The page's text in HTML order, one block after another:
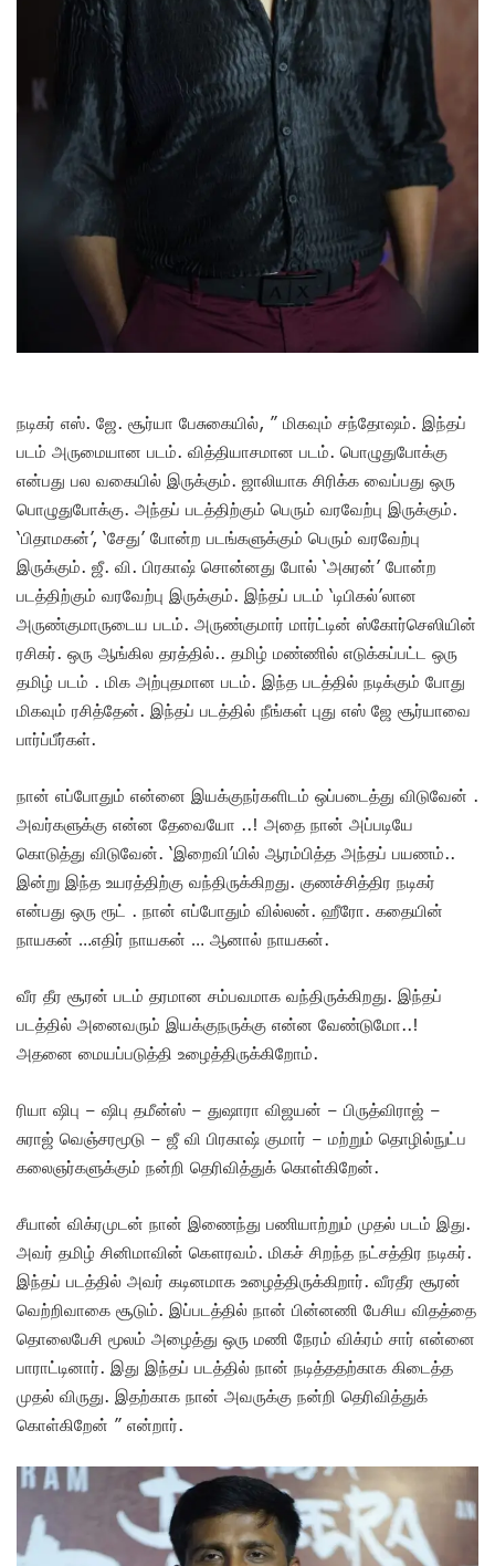
நடிகர் எஸ். ஜே. சூர்யா பேசுகையில், ” மிகவும் சந்தோஷம். இந்தப்
படம் அருமையான படம். வித்தியாசமான படம். பொழுதுபோக்கு
என்பது பல வகையில் இருக்கும். ஜாலியாக சிரிக்க வைப்பது ஒரு
பொழுதுபோக்கு. அந்தப் படத்திற்கும் பெரும் வரவேற்பு இருக்கும்.
‘பிதாமகன்’, ‘சேது’ போன்ற படங்களுக்கும் பெரும் வரவேற்பு
இருக்கும். ஜீ. வி. பிரகாஷ் சொன்னது போல் ‘அசுரன்’ போன்ற
படத்திற்கும் வரவேற்பு இருக்கும். இந்தப் படம் ‘டிபிகல்’லான
அருண்குமாருடைய படம். அருண்குமார் மார்ட்டின் ஸ்கோர்செஸியின்
ரசிகர். ஒரு ஆங்கில தரத்தில்.. தமிழ் மண்ணில் எடுக்கப்பட்ட ஒரு
தமிழ் படம் . மிக அற்புதமான படம். இந்த படத்தில் நடிக்கும் போது
மிகவும் ரசித்தேன். இந்தப் படத்தில் நீங்கள் புது எஸ் ஜே சூர்யாவை
பார்ப்பீர்கள்.
நான் எப்போதும் என்னை இயக்குநர்களிடம் ஒப்படைத்து விடுவேன் .
அவர்களுக்கு என்ன தேவையோ ..! அதை நான் அப்படியே
கொடுத்து விடுவேன். ‘இறைவி’யில் ஆரம்பித்த அந்தப் பயணம்..
இன்று இந்த உயரத்திற்கு வந்திருக்கிறது. குணச்சித்திர நடிகர்
என்பது ஒரு ரூட் . நான் எப்போதும் வில்லன். ஹீரோ. கதையின்
நாயகன் …எதிர் நாயகன் … ஆனால் நாயகன்.
வீர தீர சூரன் படம் தரமான சம்பவமாக வந்திருக்கிறது. இந்தப்
படத்தில் அனைவரும் இயக்குநருக்கு என்ன வேண்டுமோ..!
அதனை மையப்படுத்தி உழைத்திருக்கிறோம்.‌
ரியா ஷிபு – ஷிபு தமீன்ஸ் – துஷாரா விஜயன் – பிருத்விராஜ் –
சுராஜ் வெஞ்சரமூடு – ஜீ வி பிரகாஷ் குமார் – மற்றும் தொழில்நுட்ப
கலைஞர்களுக்கும் நன்றி தெரிவித்துக் கொள்கிறேன்.
சீயான் விக்ரமுடன் நான் இணைந்து பணியாற்றும் முதல் படம் இது.
அவர் தமிழ் சினிமாவின் கௌரவம். மிகச் சிறந்த நட்சத்திர நடிகர்.
இந்தப் படத்தில் அவர் கடினமாக உழைத்திருக்கிறார். வீரதீர சூரன்
வெற்றிவாகை சூடும். இப்படத்தில் நான் பின்னணி பேசிய விதத்தை
தொலைபேசி மூலம் அழைத்து ஒரு மணி நேரம் விக்ரம் சார் என்னை
பாராட்டினார்.‌ இது இந்தப் படத்தில் நான் நடித்ததற்காக கிடைத்த
முதல் விருது. இதற்காக நான் அவருக்கு நன்றி தெரிவித்துக்
கொள்கிறேன் ” என்றார்.